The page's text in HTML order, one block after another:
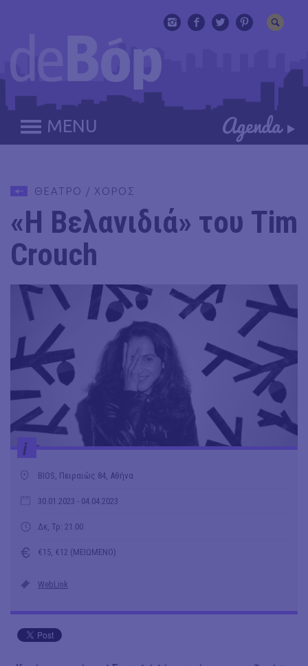
MENU
ΘΕΑΤΡΟ / ΧΟΡΟΣ
«Η Βελανιδιά» του Tim
Crouch
i
ΒIOS, Πειραιώς 84, Αθήνα
30.01.2023 - 04.04.2023
Δε, Τρ: 21.00
€15, €12 (ΜΕΙΩΜΕΝΟ)
WebLink